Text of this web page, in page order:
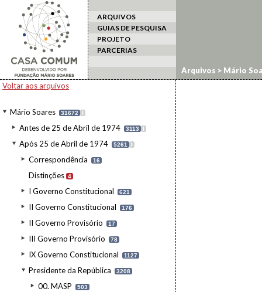
ARQUIVOS
GUIAS DE PESQUISA
PROJETO
PARCERIAS
Voltar aos arquivos
Mário Soares 31672 I
Antes de 25 de Abril de 1974 3113 I
Após 25 de Abril de 1974 5261 I
Correspondência 16
Distinções 4
I Governo Constitucional 621
II Governo Constitucional 176
II Governo Provisório 17
III Governo Provisório 78
IX Governo Constitucional 1127
Presidente da República 3208
00. MASP 503
Arquivos > Mário
Personalidades/